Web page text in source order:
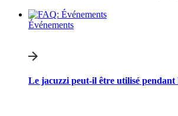
Événements
Le jacuzzi peut-il être utilisé pendant